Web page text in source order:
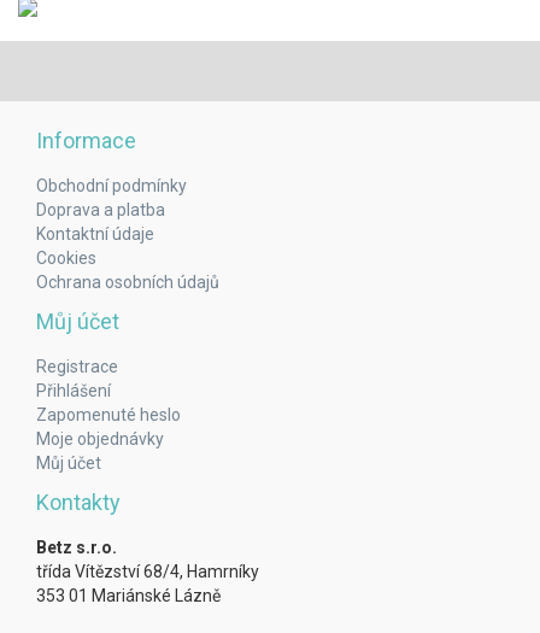
Informace
Obchodní podmínky
Doprava a platba
Kontaktní údaje
Cookies
Ochrana osobních údajů
Můj účet
Registrace
Přihlášení
Zapomenuté heslo
Moje objednávky
Můj účet
Kontakty
Betz s.r.o.
třída Vítězství 68/4, Hamrníky
353 01 Mariánské Lázně